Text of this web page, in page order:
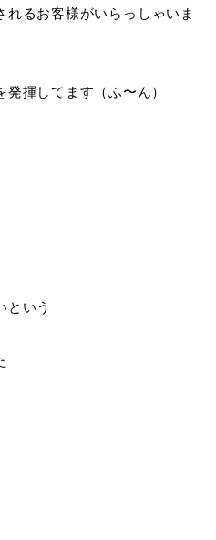
れるお客様がいらっしゃいま
揮してます（ふ〜ん）
という